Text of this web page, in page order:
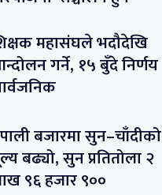
महासंघले भदौदेखि
गर्ने, १५ बुँदे निर्णय
बजारमा सुन–चाँदीको
बढ्यो, सुन प्रतितोला २
९६ हजार ९००